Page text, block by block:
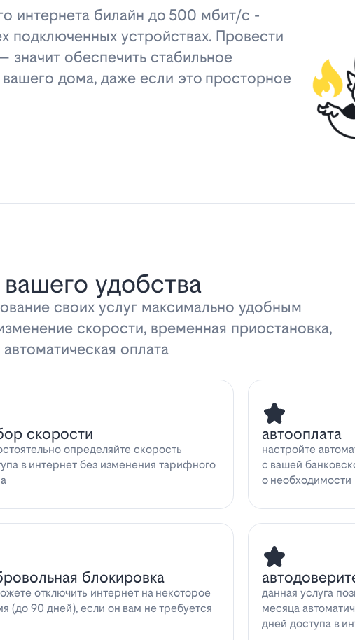
интернета билайн до 500 мбит/с -
подключенных устройствах. Провести
обеспечить стабильное
дома, даже если это просторное
удобства
своих услуг максимально удобным
скорости, временная приостановка,
оплата
скорости
определяйте скорость
в интернет без изменения тарифного
автооплата
настройте
с вашей
о необходимости
блокировка
отключить интернет на некоторое
(до 90 дней), если он вам не требуется
данная услуга
месяца
дней доступа в